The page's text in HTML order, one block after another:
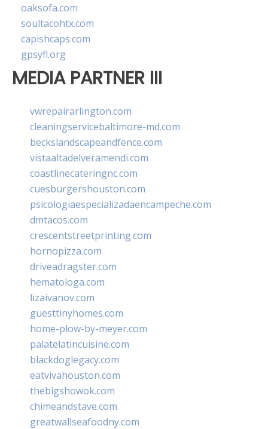
oaksofa.com
soultacohtx.com
capishcaps.com
gpsyfl.org
MEDIA PARTNER III
vwrepairarlington.com
cleaningservicebaltimore-md.com
beckslandscapeandfence.com
vistaaltadelveramendi.com
coastlinecateringnc.com
cuesburgershouston.com
psicologiaespecializadaencampeche.com
dmtacos.com
crescentstreetprinting.com
hornopizza.com
driveadragster.com
hematologa.com
lizaivanov.com
guesttinyhomes.com
home-plow-by-meyer.com
palatelatincuisine.com
blackdoglegacy.com
eatvivahouston.com
thebigshowok.com
chimeandstave.com
greatwallseafoodny.com